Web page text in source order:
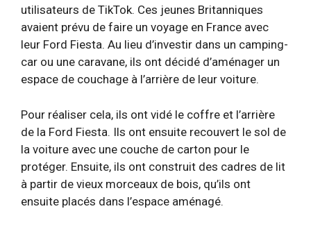
utilisateurs de TikTok. Ces jeunes Britanniques
avaient prévu de faire un voyage en France avec
leur Ford Fiesta. Au lieu d’investir dans un camping-
car ou une caravane, ils ont décidé d’aménager un
espace de couchage à l’arrière de leur voiture.
Pour réaliser cela, ils ont vidé le coffre et l’arrière
de la Ford Fiesta. Ils ont ensuite recouvert le sol de
la voiture avec une couche de carton pour le
protéger. Ensuite, ils ont construit des cadres de lit
à partir de vieux morceaux de bois, qu’ils ont
ensuite placés dans l’espace aménagé.